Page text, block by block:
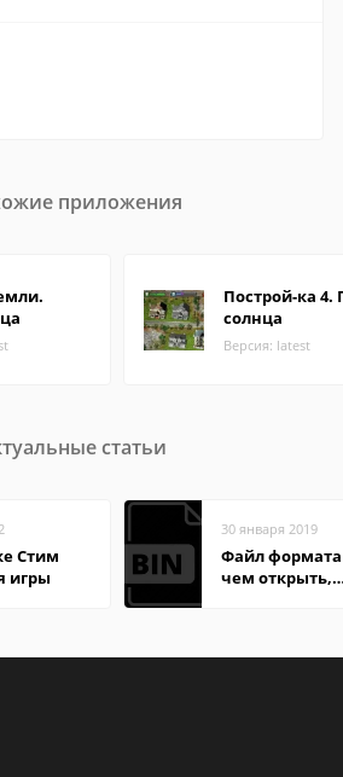
приложения
Построй-ка 4.
солнца
Версия: latest
статьи
Стим
игры
30 января 2019
Файл формата
чем открыть,